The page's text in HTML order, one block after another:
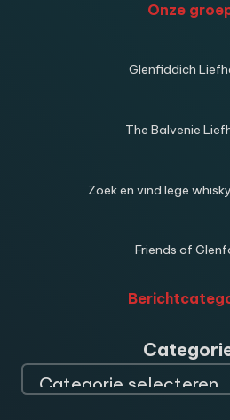
Onze
Glenfiddich
The Balvenie
Zoek en vind lege
Friends of